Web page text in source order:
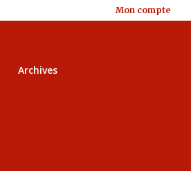
Mon compte
Archives